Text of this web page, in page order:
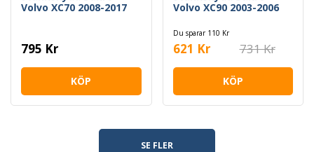
Volvo XC70 2008-2017
795 Kr
KÖP
Volvo XC90 2003-2006
Du sparar 110 Kr
621 Kr 731 Kr
KÖP
SE FLER